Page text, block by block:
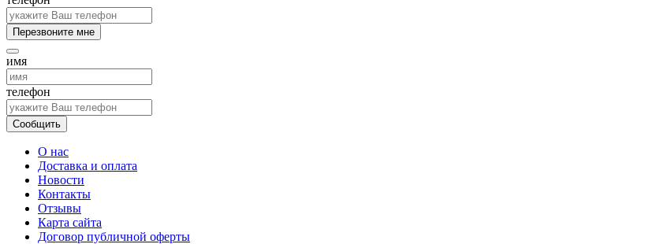
Перезвоните мне
имя
телефон
Сообщить
О нас
Доставка и оплата
Новости
Контакты
Отзывы
Карта сайта
Договор публичной оферты